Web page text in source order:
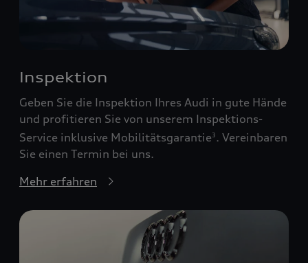
Inspektion
Geben Sie die Inspektion Ihres Audi in gute Hände
und profitieren Sie von unserem Inspektions-
Service inklusive Mobilitätsgarantie3 . Vereinbaren
Sie einen Termin bei uns.
Mehr erfahren